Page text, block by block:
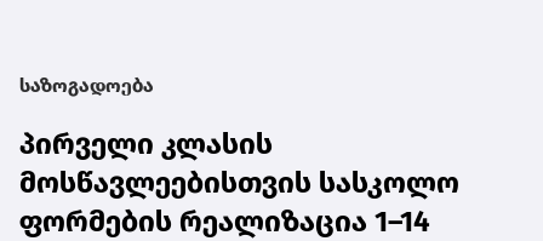
საზოგადოება
პირველი კლასის
მოსწავლეებისთვის სასკოლო
ფორმების რეალიზაცია 1–14